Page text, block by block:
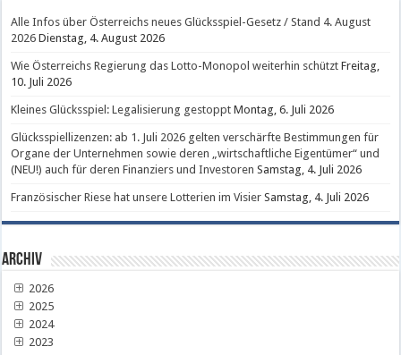
Alle Infos über Österreichs neues Glücksspiel-Gesetz / Stand 4. August
2026 Dienstag, 4. August 2026
Wie Österreichs Regierung das Lotto-Monopol weiterhin schützt Freitag,
10. Juli 2026
Kleines Glücksspiel: Legalisierung gestoppt Montag, 6. Juli 2026
Glücksspiellizenzen: ab 1. Juli 2026 gelten verschärfte Bestimmungen für
Organe der Unternehmen sowie deren „wirtschaftliche Eigentümer“ und
(NEU!) auch für deren Finanziers und Investoren Samstag, 4. Juli 2026
Französischer Riese hat unsere Lotterien im Visier Samstag, 4. Juli 2026
Archiv
2026
2025
2024
2023